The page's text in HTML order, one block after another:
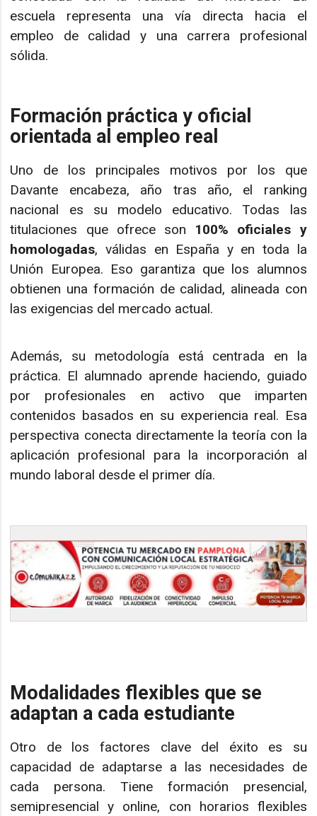
escuela representa una vía directa hacia el
empleo de calidad y una carrera profesional
sólida.
Formación práctica y oficial
orientada al empleo real
Uno de los principales motivos por los que
Davante encabeza, año tras año, el ranking
nacional es su modelo educativo. Todas las
titulaciones que ofrece son
100% oficiales y
homologadas, válidas en España y en toda la
Unión Europea. Eso garantiza que los alumnos
obtienen una formación de calidad, alineada con
las exigencias del mercado actual.
Además, su metodología está centrada en la
práctica. El alumnado aprende haciendo, guiado
por profesionales en activo que imparten
contenidos basados en su experiencia real. Esa
perspectiva conecta directamente la teoría con la
aplicación profesional para la incorporación al
mundo laboral desde el primer día.
Modalidades flexibles que se
adaptan a cada estudiante
Otro de los factores clave del éxito es su
capacidad de adaptarse a las necesidades de
cada persona. Tiene formación presencial,
semipresencial y online, con horarios flexibles